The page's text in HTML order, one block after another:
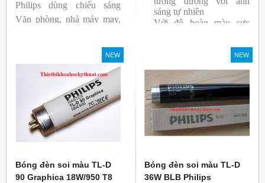
Philips dùng chiếu sáng
Văn phòng, nhà máy may,
sáng tự nhiên
Với độ hoàn màu cực
Sản phẩm được sản xuất
bởi hãng Philips, xuất xứ
Ba lan
NEW
Bóng đèn soi màu TL-D
90 Graphica 18W/950 T8
NEW
Bóng đèn soi màu TL-D
36W BLB Philips